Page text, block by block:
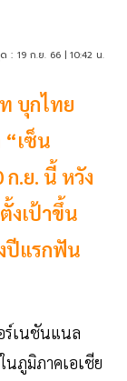
: 19 ก.ย. 66 | 10:42 น.
บุกไทย
เซ็น
.ย. นี้ หวัง
งเป้าขึ้น
ปีแรกฟัน
ร์เนชันแนล
นภูมิภาคเอเชีย